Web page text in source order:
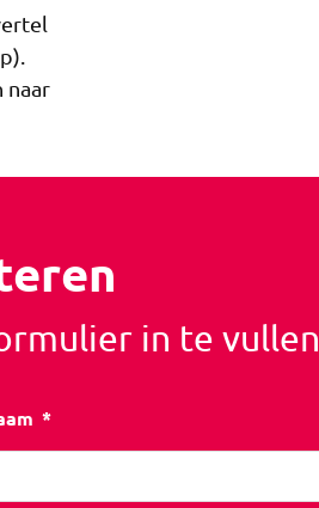
naar
in te vullen